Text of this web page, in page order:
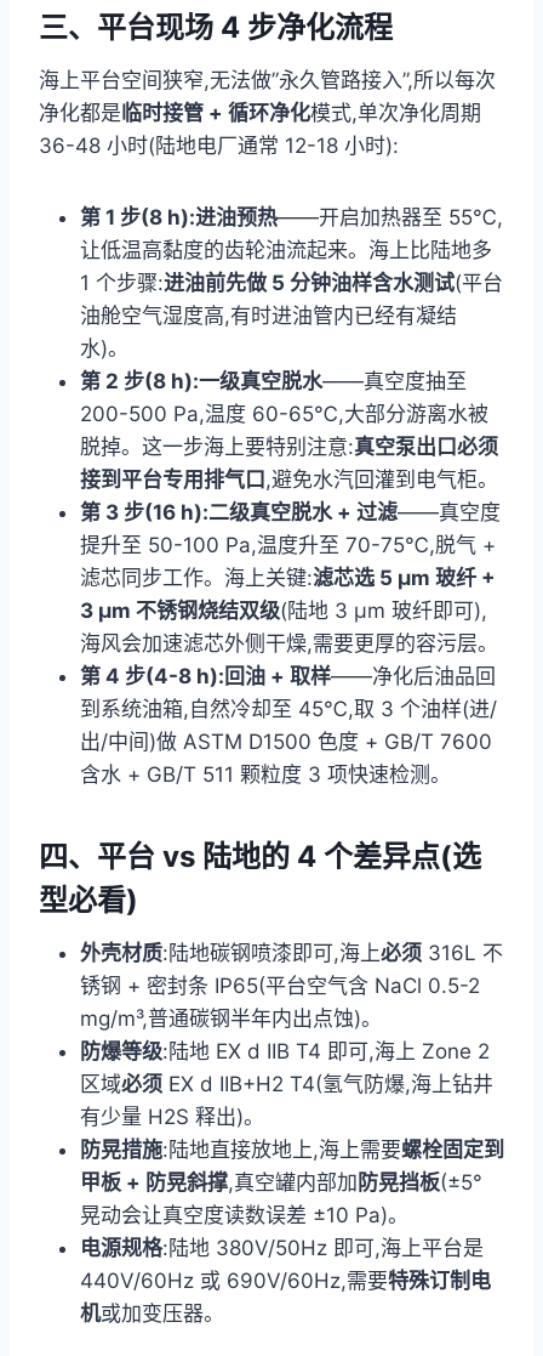
三、平台现场 4 步净化流程
海上平台空间狭窄,无法做”永久管路接入”,所以每次
净化都是临时接管 + 循环净化模式,单次净化周期
36-48 小时(陆地电厂通常 12-18 小时):
第 1 步(8 h):进油预热——开启加热器至 55℃,
让低温高黏度的齿轮油流起来。海上比陆地多
1 个步骤:进油前先做 5 分钟油样含水测试(平台
油舱空气湿度高,有时进油管内已经有凝结
水)。
第 2 步(8 h):一级真空脱水——真空度抽至
200-500 Pa,温度 60-65℃,大部分游离水被
脱掉。这一步海上要特别注意:真空泵出口必须
接到平台专用排气口 ,避免水汽回灌到电气柜。
第 3 步(16 h):二级真空脱水 + 过滤——真空度
提升至 50-100 Pa,温度升至 70-75℃,脱气 +
滤芯同步工作。海上关键:滤芯选 5 μm 玻纤 +
3 μm 不锈钢烧结双级(陆地 3 μm 玻纤即可),
海风会加速滤芯外侧干燥,需要更厚的容污层。
第 4 步(4-8 h):回油 + 取样——净化后油品回
到系统油箱,自然冷却至 45℃,取 3 个油样(进/
出/中间)做 ASTM D1500 色度 + GB/T 7600
含水 + GB/T 511 颗粒度 3 项快速检测。
四、平台 vs 陆地的 4 个差异点(选
型必看)
外壳材质:陆地碳钢喷漆即可,海上必须 316L 不
锈钢 + 密封条 IP65(平台空气含 NaCl 0.5-2
mg/m³,普通碳钢半年内出点蚀)。
防爆等级:陆地 EX d IIB T4 即可,海上 Zone 2
区域必须 EX d IIB+H2 T4(氢气防爆,海上钻井
有少量 H2S 释出)。
防晃措施:陆地直接放地上,海上需要螺栓固定到
甲板 + 防晃斜撑,真空罐内部加 防晃挡板(±5°
晃动会让真空度读数误差 ±10 Pa)。
电源规格:陆地 380V/50Hz 即可,海上平台是
440V/60Hz 或 690V/60Hz,需要特殊订制电
机或加变压器。